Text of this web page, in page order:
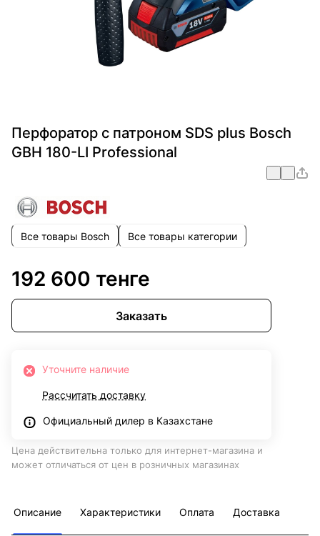
Перфоратор с патроном SDS plus Bosch
GBH 180-LI Professional
Все товары Bosch Все товары категории
192 600 тенге
Заказать
Уточните наличие
Рассчитать доставку
Официальный дилер в Казахстане
Цена действительна только для интернет-магазина и
может отличаться от цен в розничных магазинах
Описание Характеристики Оплата Доставка